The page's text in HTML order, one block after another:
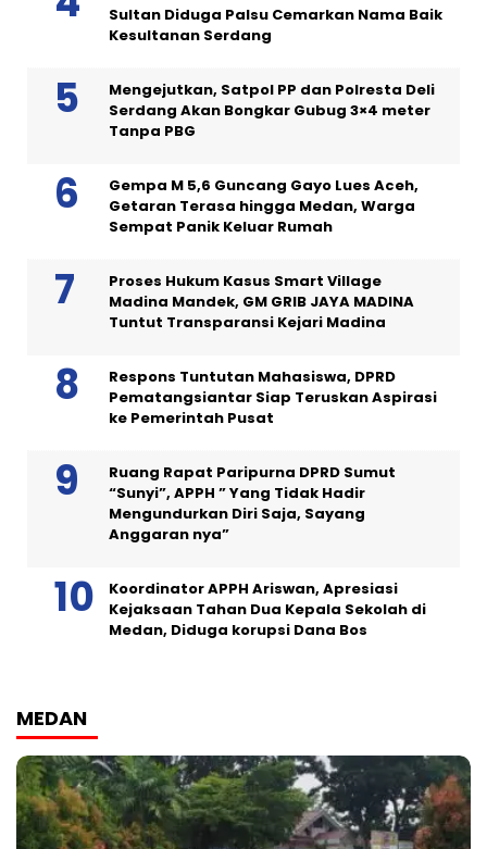
Sultan Diduga Palsu Cemarkan Nama Baik
Kesultanan Serdang
Mengejutkan, Satpol PP dan Polresta Deli
Serdang Akan Bongkar Gubug 3×4 meter
Tanpa PBG
Gempa M 5,6 Guncang Gayo Lues Aceh,
Getaran Terasa hingga Medan, Warga
Sempat Panik Keluar Rumah
Proses Hukum Kasus Smart Village
Madina Mandek, GM GRIB JAYA MADINA
Tuntut Transparansi Kejari Madina
Respons Tuntutan Mahasiswa, DPRD
Pematangsiantar Siap Teruskan Aspirasi
ke Pemerintah Pusat
Ruang Rapat Paripurna DPRD Sumut
“Sunyi”, APPH ” Yang Tidak Hadir
Mengundurkan Diri Saja, Sayang
Anggaran nya”
Koordinator APPH Ariswan, Apresiasi
Kejaksaan Tahan Dua Kepala Sekolah di
Medan, Diduga korupsi Dana Bos
MEDAN